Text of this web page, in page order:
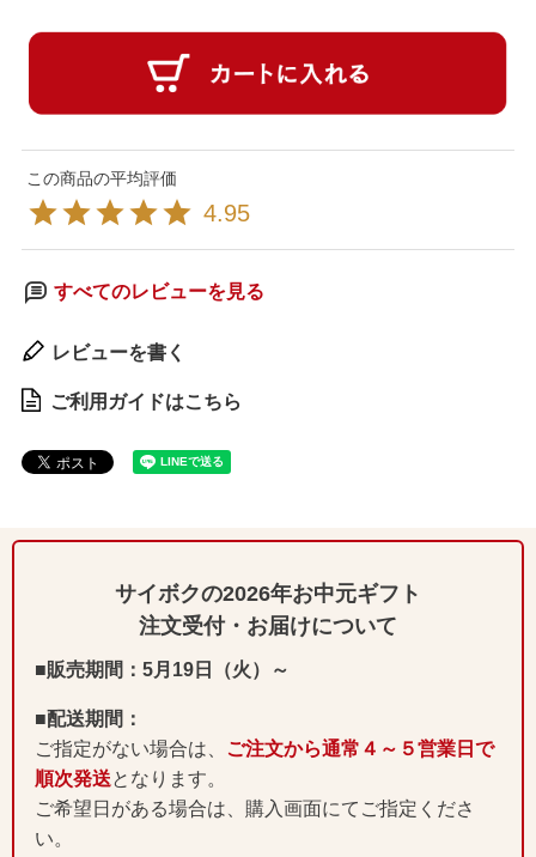
4.95
すべてのレビューを見る
レビューを書く
ご利用ガイドはこちら
サイボクの2026年お中元ギフト
注文受付・お届けについて
■販売期間：5月19日（火）～
■配送期間：
ご指定がない場合は、 ご注文から通常４～５営業日で
順次発送となります。
ご希望日がある場合は、購入画面にてご指定くださ
い。